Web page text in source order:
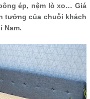
ép, nệm lò xo… Giá
tưởng của chuỗi khách
Nam.